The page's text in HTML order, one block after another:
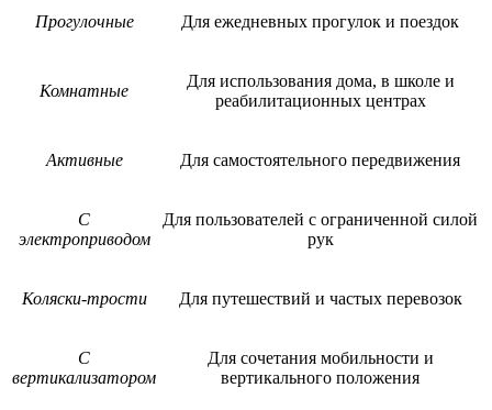
Прогулочные Для ежедневных прогулок и поездок
Комнатные
Для использования дома, в школе и
реабилитационных центрах
Активные Для самостоятельного передвижения
С
электроприводом
Для пользователей с ограниченной силой
рук
Коляски-трости Для путешествий и частых перевозок
С
вертикализатором
Для сочетания мобильности и
вертикального положения